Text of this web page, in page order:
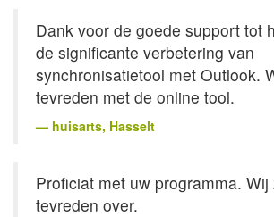
Dank voor de goede support tot
de significante verbetering van
synchronisatietool met Outlook.
tevreden met de online tool.
huisarts, Hasselt
Proficiat met uw programma. Wij
tevreden over.